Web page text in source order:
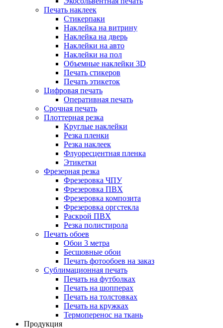
Печать наклеек
Стикерпаки
Наклейка на витрину
Наклейка на дверь
Наклейки на авто
Наклейки на пол
Объемные наклейки 3D
Печать стикеров
Печать этикеток
Цифровая печать
Оперативная печать
Срочная печать
Плоттерная резка
Круглые наклейки
Резка пленки
Резка наклеек
Флуоресцентная пленка
Этикетки
Фрезерная резка
Фрезеровка ЧПУ
Фрезеровка ПВХ
Фрезеровка композита
Фрезеровка оргстекла
Раскрой ПВХ
Резка полистирола
Печать обоев
Обои 3 метра
Бесшовные обои
Печать фотообоев на заказ
Сублимационная печать
Печать на футболках
Печать на шопперах
Печать на толстовках
Печать на кружках
Термоперенос на ткань
Продукция